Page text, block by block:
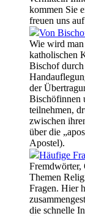
kommen Sie
freuen uns
Von
Wie wird
katholischen
Bischof
der
Bischöfinnen
teilnehmen,
zwischen
über die
Apostel).
Häufige
Fremdwörter,
Themen
Fragen. Hier
die schnelle